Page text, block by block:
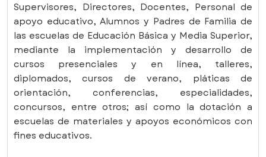
Supervisores, Directores, Docentes, Personal de
apoyo educativo, Alumnos y Padres de Familia de
las escuelas de Educación Básica y Media Superior,
mediante la implementación y desarrollo de
cursos presenciales y en línea, talleres,
diplomados, cursos de verano, pláticas de
orientación, conferencias, especialidades,
concursos, entre otros; así como la dotación a
escuelas de materiales y apoyos económicos con
fines educativos.